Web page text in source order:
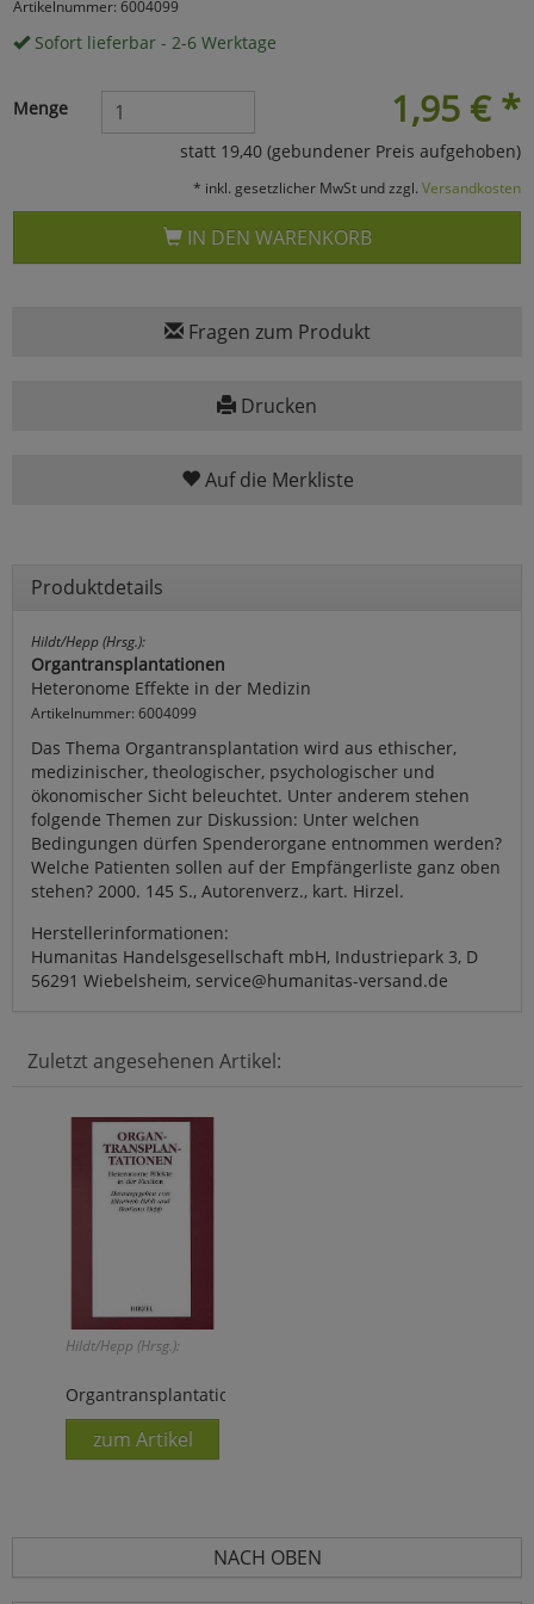
Artikelnummer: 6004099
Sofort lieferbar - 2-6 Werktage
1,95 € *
Menge
statt 19,40 (gebundener Preis aufgehoben)
* inkl. gesetzlicher MwSt und zzgl. Versandkosten
IN DEN WARENKORB
Fragen zum Produkt
Drucken
Auf die Merkliste
Produktdetails
Hildt/Hepp (Hrsg.):
Organtransplantationen
Heteronome Effekte in der Medizin
Artikelnummer: 6004099
Das Thema Organtransplantation wird aus ethischer,
medizinischer, theologischer, psychologischer und
ökonomischer Sicht beleuchtet. Unter anderem stehen
folgende Themen zur Diskussion: Unter welchen
Bedingungen dürfen Spenderorgane entnommen werden?
Welche Patienten sollen auf der Empfängerliste ganz oben
stehen? 2000. 145 S., Autorenverz., kart. Hirzel.
Herstellerinformationen:
Humanitas Handelsgesellschaft mbH, Industriepark 3, D
56291 Wiebelsheim, service@humanitas-versand.de
Zuletzt angesehenen Artikel:
Hildt/Hepp (Hrsg.):
Organtransplantationen
zum Artikel
NACH OBEN
Marketing
Umfragetools
Cookies
Alle Akzeptieren
Cookies
Einstellungen speichern